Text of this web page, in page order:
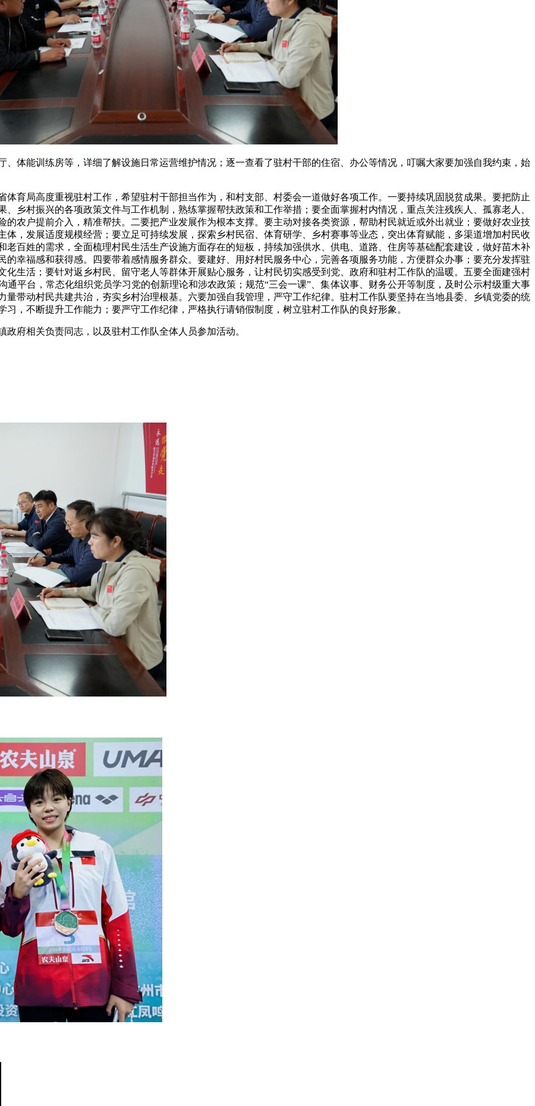
体能训练房等，详细了解设施日常运营维护情况；逐一查看了驻村干部的住宿、办公等情况，叮嘱大家要加强自我约束，始
育局高度重视驻村工作，希望驻村干部担当作为，和村支部、村委会一道做好各项工作。一要持续巩固脱贫成果。要把防止
乡村振兴的各项政策文件与工作机制，熟练掌握帮扶政策和工作举措；要全面掌握村内情况，重点关注残疾人、孤寡老人、
农户提前介入，精准帮扶。二要把产业发展作为根本支撑。要主动对接各类资源，帮助村民就近或外出就业；要做好农业技
，发展适度规模经营；要立足可持续发展，探索乡村民宿、体育研学、乡村赛事等业态，突出体育赋能，多渠道增加村民收
老百姓的需求，全面梳理村民生活生产设施方面存在的短板，持续加强供水、供电、道路、住房等基础配套建设，做好苗木补
幸福感和获得感。四要带着感情服务群众。要建好、用好村民服务中心，完善各项服务功能，方便群众办事；要充分发挥驻
生活；要针对返乡村民、留守老人等群体开展贴心服务，让村民切实感受到党、政府和驻村工作队的温暖。五要全面建强村
平台，常态化组织党员学习党的创新理论和涉农政策；规范“三会一课”、集体议事、财务公开等制度，及时公示村级重大事
带动村民共建共治，夯实乡村治理根基。六要加强自我管理，严守工作纪律。驻村工作队要坚持在当地县委、乡镇党委的统
，不断提升工作能力；要严守工作纪律，严格执行请销假制度，树立驻村工作队的良好形象。
府相关负责同志，以及驻村工作队全体人员参加活动。